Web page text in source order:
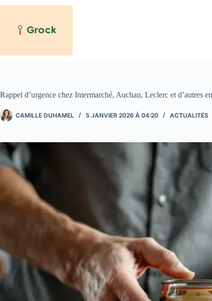
Passer
Rappel d’urgence chez Intermarché, Auchan, Leclerc et d’autres
CAMILLE DUHAMEL 5 JANVIER 2026 À 04:20 ACTUALITÉS